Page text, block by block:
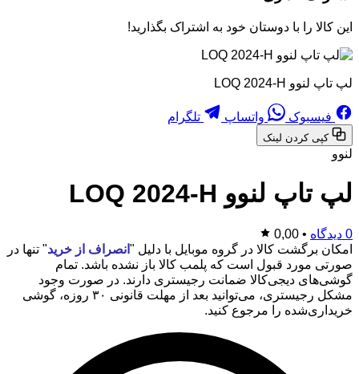
این کالا را با دوستان خود به اشتراک بگذارید!
لپ تاپ لنوو LOQ 2024-H
فیسبوک واتساپ تلگرام
کپی کردن لینک
لنوو
لپ تاپ لنوو LOQ 2024-H
0 دیدگاه •
0,00
امکان برگشت کالا در گروه موبایل با دلیل " انصراف از خرید" تنها در
صورتی مورد قبول است که پلمب کالا باز نشده باشد. تمام
گوشی‌های دیجی‌کالا ضمانت رجیستری دارند. در صورت وجود
مشکل رجیستری، می‌توانید بعد از مهلت قانونی ۳۰ روزه، گوشی
خریداری‌شده را مرجوع کنید.